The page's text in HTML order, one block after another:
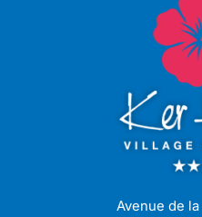
Avenue de